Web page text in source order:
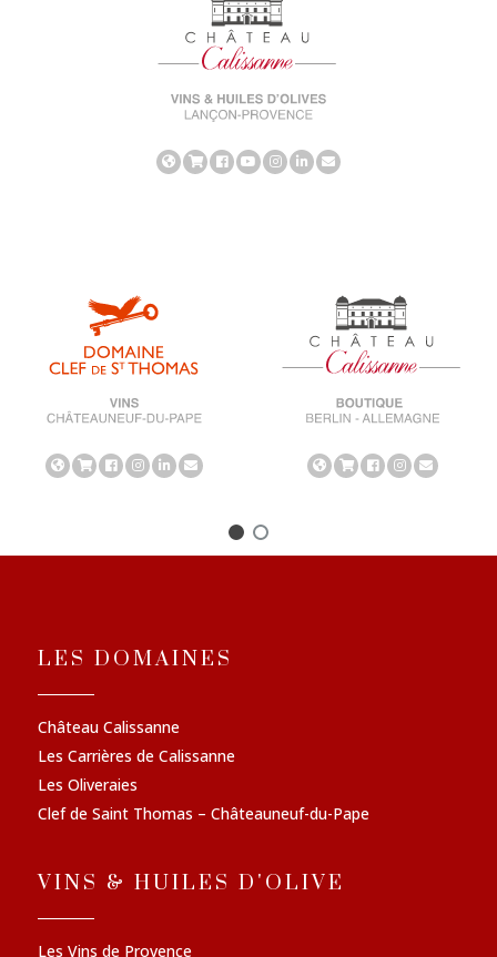
LES DOMAINES
Château Calissanne
Les Carrières de Calissanne
Les Oliveraies
Clef de Saint Thomas – Châteauneuf-du-Pape
VINS & HUILES D'OLIVE
Les Vins de Provence